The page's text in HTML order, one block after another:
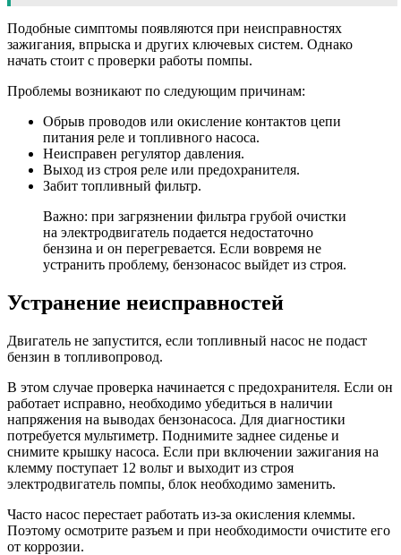
Подобные симптомы появляются при неисправностях
зажигания, впрыска и других ключевых систем. Однако
начать стоит с проверки работы помпы.
Проблемы возникают по следующим причинам:
Обрыв проводов или окисление контактов цепи
питания реле и топливного насоса.
Неисправен регулятор давления.
Выход из строя реле или предохранителя.
Забит топливный фильтр.
Важно: при загрязнении фильтра грубой очистки
на электродвигатель подается недостаточно
бензина и он перегревается. Если вовремя не
устранить проблему, бензонасос выйдет из строя.
Устранение неисправностей
Двигатель не запустится, если топливный насос не подаст
бензин в топливопровод.
В этом случае проверка начинается с предохранителя. Если он
работает исправно, необходимо убедиться в наличии
напряжения на выводах бензонасоса. Для диагностики
потребуется мультиметр. Поднимите заднее сиденье и
снимите крышку насоса. Если при включении зажигания на
клемму поступает 12 вольт и выходит из строя
электродвигатель помпы, блок необходимо заменить.
Часто насос перестает работать из-за окисления клеммы.
Поэтому осмотрите разъем и при необходимости очистите его
от коррозии.